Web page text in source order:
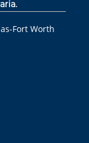
Fort Worth